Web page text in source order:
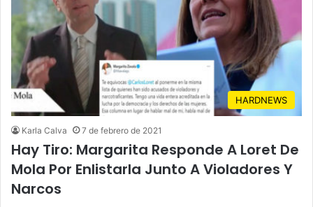
HARDNEWS
Karla Calva 7 de febrero de 2021
Hay Tiro: Margarita Responde A Loret De
Mola Por Enlistarla Junto A Violadores Y
Narcos